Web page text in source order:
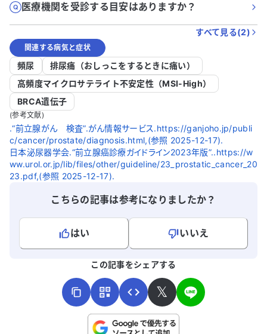
医療機関を受診する目安はありますか？
すべて見る(2)
関連する病気と症状
頻尿
排尿痛（おしっこをするときに痛い）
高頻度マイクロサテライト不安定性（MSI-High）
BRCA遺伝子
(参考文献)
.“前立腺がん 検査”.がん情報サービス.https://ganjoho.jp/publi
c/cancer/prostate/diagnosis.html,(参照 2025-12-17).
日本泌尿器学会.“前立腺癌診療ガイドライン2023年版”..https://w
ww.urol.or.jp/lib/files/other/guideline/23_prostatic_cancer_20
23.pdf,(参照 2025-12-17).
こちらの記事は参考になりましたか？
はい
いいえ
この記事をシェアする
𝕏